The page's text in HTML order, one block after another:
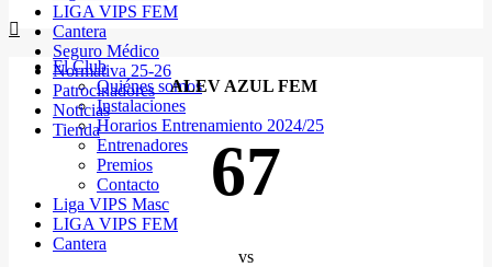
El Club
Quiénes somos
Instalaciones
Horarios Entrenamiento 2024/25
Entrenadores
Premios
Contacto
Liga VIPS Masc
LIGA VIPS FEM
Cantera
LIGA VIPS FEM
Cantera
Seguro Médico
Normativa 25-26
Patrocinadores
Noticias
Tienda
ALEV AZUL FEM
67
vs